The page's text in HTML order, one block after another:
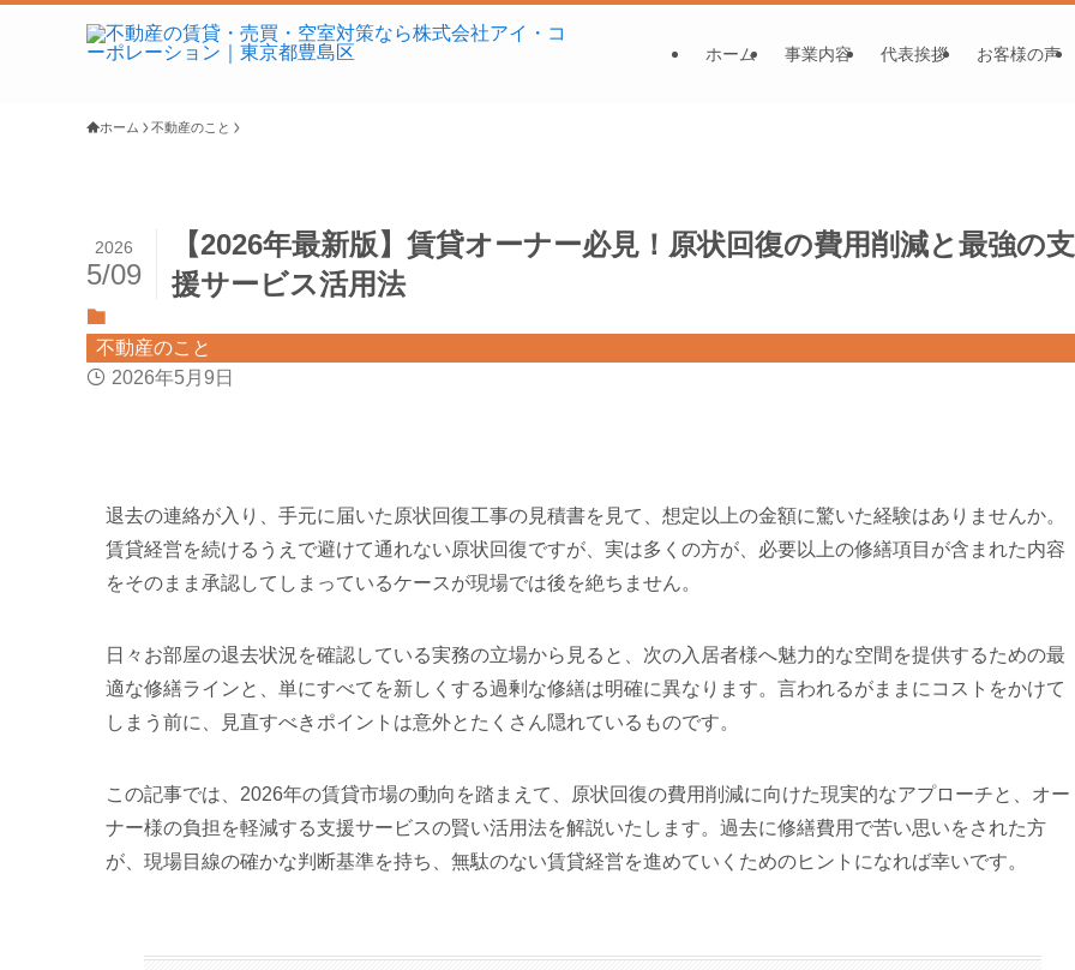
ホーム 事業内容 代表挨拶 お客様の声
ホーム 不動産のこと
【2026年最新版】賃貸オーナー必見！原状回復の費用削減と最強の支
援サービス活用法
2026
5/09
不動産のこと
2026年5月9日
退去の連絡が入り、手元に届いた原状回復工事の見積書を見て、想定以上の金額に驚いた経験はありませんか。
賃貸経営を続けるうえで避けて通れない原状回復ですが、実は多くの方が、必要以上の修繕項目が含まれた内容
をそのまま承認してしまっているケースが現場では後を絶ちません。
日々お部屋の退去状況を確認している実務の立場から見ると、次の入居者様へ魅力的な空間を提供するための最
適な修繕ラインと、単にすべてを新しくする過剰な修繕は明確に異なります。言われるがままにコストをかけて
しまう前に、見直すべきポイントは意外とたくさん隠れているものです。
この記事では、2026年の賃貸市場の動向を踏まえて、原状回復の費用削減に向けた現実的なアプローチと、オー
ナー様の負担を軽減する支援サービスの賢い活用法を解説いたします。過去に修繕費用で苦い思いをされた方
が、現場目線の確かな判断基準を持ち、無駄のない賃貸経営を進めていくためのヒントになれば幸いです。